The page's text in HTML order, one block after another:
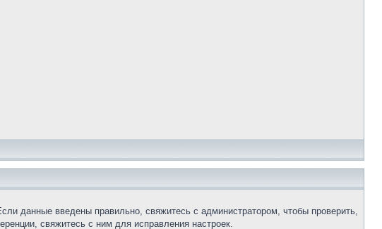
данные введены правильно, свяжитесь с администратором, чтобы проверить,
свяжитесь с ним для исправления настроек.